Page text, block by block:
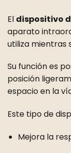
El dispositivo
aparato
utiliza mientras
Su función es
posición
espacio en la
Este tipo de
Mejora la